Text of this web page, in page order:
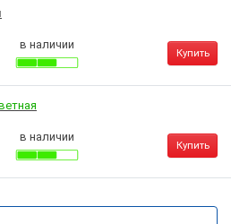
в наличии
Купить
в наличии
Купить